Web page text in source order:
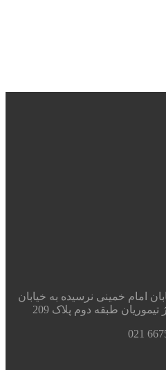
امام خمینی نرسیده به خیابان
طبقه دوم پلاک 209